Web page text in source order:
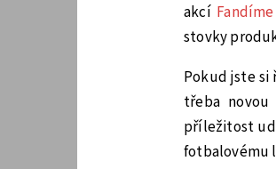
akcí
stovky
Pokud jste
třeba
příležitost
fotbalovému